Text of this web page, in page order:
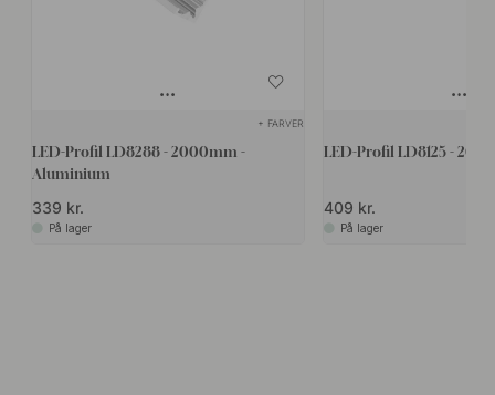
+ FARVER
LED-Profil LD8288 - 2000mm -
Aluminium
339 kr.
På lager
LED-Profil LD8125 -
409 kr.
På lager